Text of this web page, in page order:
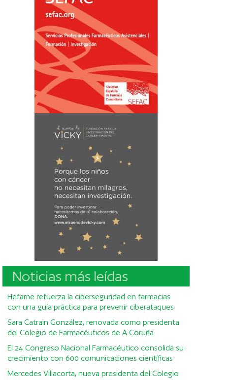
Noticias más leídas
Hefame refuerza la ciberseguridad en farmacias
con una guía práctica para prevenir ciberataques
Sara Catrain González, renovada como presidenta
del Colegio de Farmacéuticos de A Coruña
El 24 Congreso Nacional Farmacéutico consolida su
crecimiento con 600 comunicaciones científicas
Mercedes Villacorta, nueva presidenta del Colegio